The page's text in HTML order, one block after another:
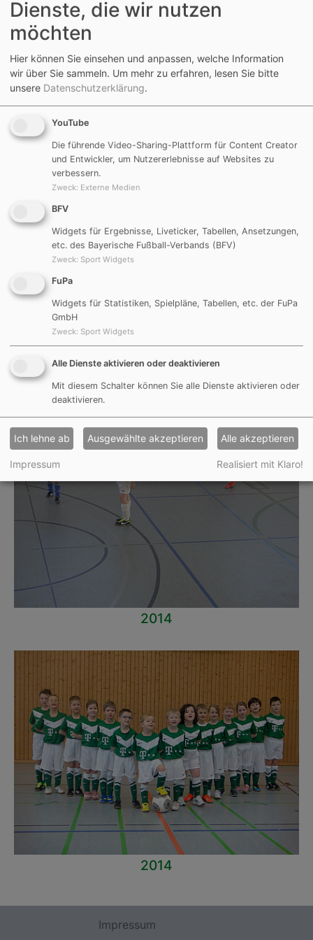
2016
2014
2014
2014
Impressum
Dienste, die wir nutzen
möchten
Hier können Sie einsehen und anpassen, welche Information
wir über Sie sammeln. Um mehr zu erfahren, lesen Sie bitte
unsere Datenschutzerklärung.
YouTube
Die führende Video-Sharing-Plattform für Content Creator
und Entwickler, um Nutzererlebnisse auf Websites zu
verbessern.
Zweck: Externe Medien
BFV
Widgets für Ergebnisse, Liveticker, Tabellen, Ansetzungen,
etc. des Bayerische Fußball-Verbands (BFV)
Zweck: Sport Widgets
FuPa
Widgets für Statistiken, Spielpläne, Tabellen, etc. der FuPa
GmbH
Zweck: Sport Widgets
Alle Dienste aktivieren oder deaktivieren
Mit diesem Schalter können Sie alle Dienste aktivieren oder
deaktivieren.
Ich lehne ab Ausgewählte akzeptieren Alle akzeptieren
Impressum Realisiert mit Klaro!